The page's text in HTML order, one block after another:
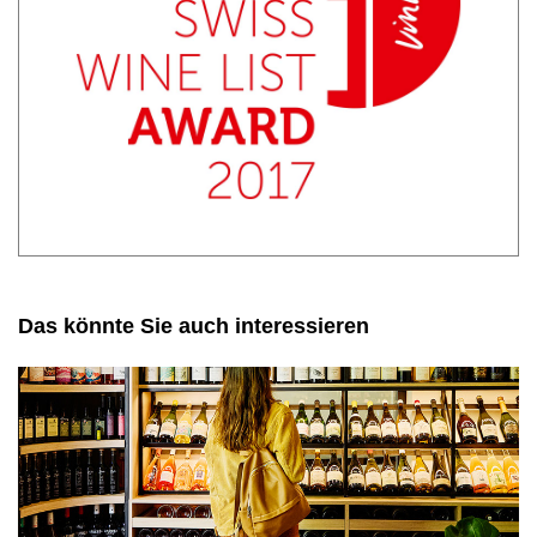
(Schweizer Wein…
27.08 - 29.08.2026
Schafuuser Wiiprob
27.08.2026
Fahrweid, CH
VINOVATION -
Hausmesse für G…
Sursee, CH
Fertig Baustelle –
Fischers …
Wettingen, CH
29.08.2026
Zürich, CH
30.08 - 31.08.2026
Das könnte Sie auch interessieren